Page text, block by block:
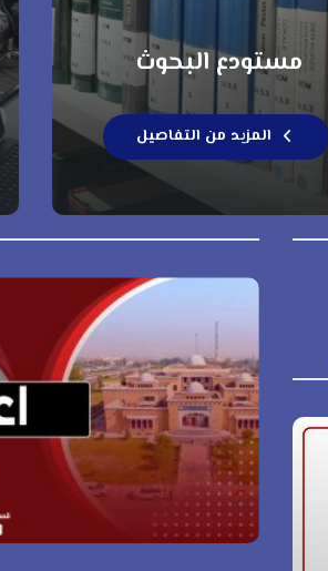
مستودع البحوث
المزيد من التفاصيل